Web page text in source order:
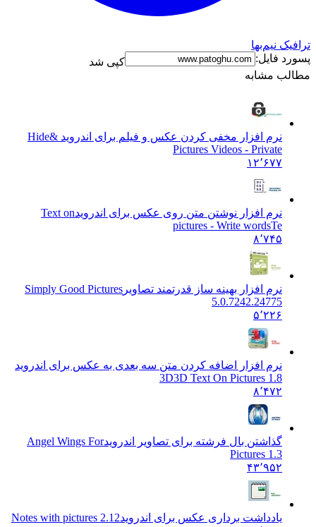
نیم‌بها
فایل:
کپی شد
مشابه
نرم افزار مخفی کردن عکس و فیلم برای اندروید &Hide
Pictures Videos - Private
۱۲٬۶۷۷
نرم افزار نوشتن متن روی عکس برای اندروید Text on
pictures - Write wordsTe
نرم افزار بهینه ساز قدرتمند تصاویر Simply Good Pictures
5.0.7242.24775
نرم افزار اضافه کردن متن سه بعدی به عکس برای اندروید
3D3D Text On Pictures 1.8
گذاشتن بال فرشته برای تصاویر اندروید
Angel Wings For
Pictures 1.3
۴۳٬۹۵۲
یادداشت برداری عکس برای اندروید Notes with pictures 2.12